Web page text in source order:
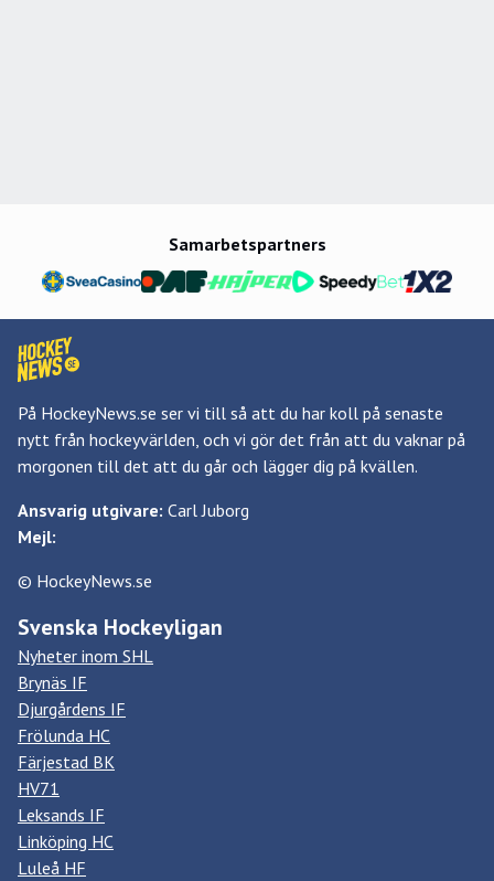
Samarbetspartners
På HockeyNews.se ser vi till så att du har koll på senaste
nytt från hockeyvärlden, och vi gör det från att du vaknar på
morgonen till det att du går och lägger dig på kvällen.
Ansvarig utgivare: Carl Juborg
Mejl:
© HockeyNews.se
Svenska Hockeyligan
Nyheter inom SHL
Brynäs IF
Djurgårdens IF
Frölunda HC
Färjestad BK
HV71
Leksands IF
Linköping HC
Luleå HF